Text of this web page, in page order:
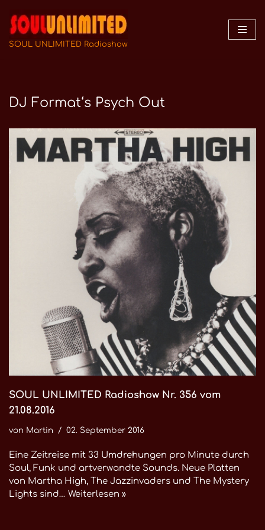
Zum
Inhalt
SOUL UNLIMITED Radioshow
DJ Format‘s Psych Out
SOUL UNLIMITED Radioshow Nr. 356 vom
21.08.2016
von Martin 02. September 2016
Eine Zeitreise mit 33 Umdrehungen pro Minute durch
Soul, Funk und artverwandte Sounds. Neue Platten
von Martha High, The Jazzinvaders und The Mystery
Lights sind… Weiterlesen »